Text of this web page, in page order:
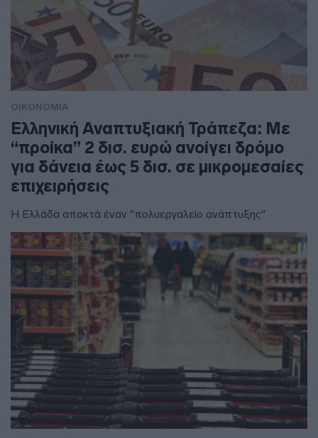
ΟΙΚΟΝΟΜΙΑ
Ελληνική Αναπτυξιακή Τράπεζα: Με
“προίκα” 2 δισ. ευρώ ανοίγει δρόμο
για δάνεια έως 5 δισ. σε μικρομεσαίες
επιχειρήσεις
Η Ελλάδα αποκτά έναν "πολυεργαλείο ανάπτυξης"